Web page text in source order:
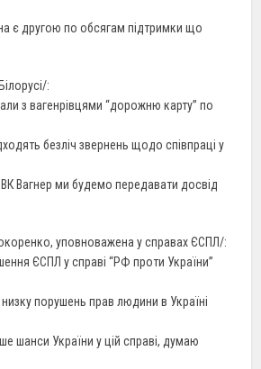
є другою по обсягам підтримки що
:
з вагенрівцями “дорожню карту” по
безліч звернень щодо співпраці у
Вагнер ми будемо передавати досвід
уповноважена у справах ЄСПЛ/:
ЄСПЛ у справі “РФ проти України”
порушень прав людини в Україні
шанси України у цій справі, думаю